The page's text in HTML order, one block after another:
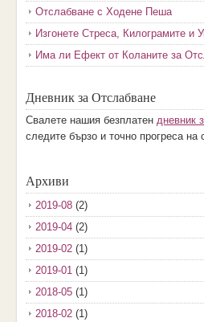
Отслабване с Ходене Пеша
Изгонете Стреса, Килограмите и
Има ли Ефект от Коланите за
Дневник за Отслабване
Свалете нашия безплатен дневник
следите бързо и точно прогреса на
Архиви
2019-08(2)
2019-04(2)
2019-02(1)
2019-01(1)
2018-05(1)
2018-02(1)